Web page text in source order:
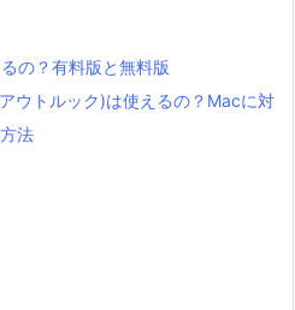
の？有料版と無料版
ウトルック)は使えるの？Macに対
法